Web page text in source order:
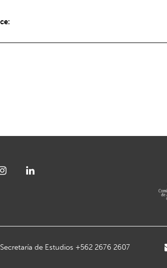
de Estudios +562 2676 2607